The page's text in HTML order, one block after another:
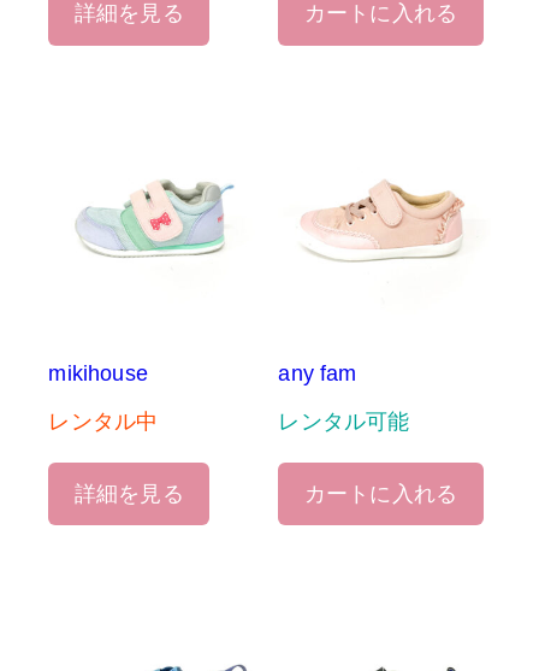
詳細を見る カートに入れる
mikihouse
レンタル中
詳細を見る
any fam
レンタル可能
カートに入れる